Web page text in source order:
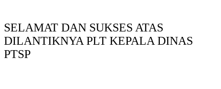
SELAMAT DAN SUKSES ATAS
DILANTIKNYA PLT KEPALA DINAS
PTSP